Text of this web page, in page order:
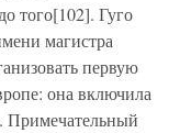
того[102]. Гуго
магистра
первую
она включила
Примечательный